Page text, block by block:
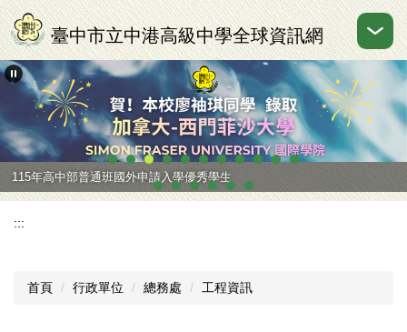
跳
到
主
要
區
臺中市立中港高級中學全球資訊網
115年高中部普通班國外申請入學優秀學生
:::
首頁 行政單位 總務處 工程資訊